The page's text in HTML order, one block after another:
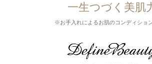
一生つづく美肌
※お手入れによるお肌のコンディショ